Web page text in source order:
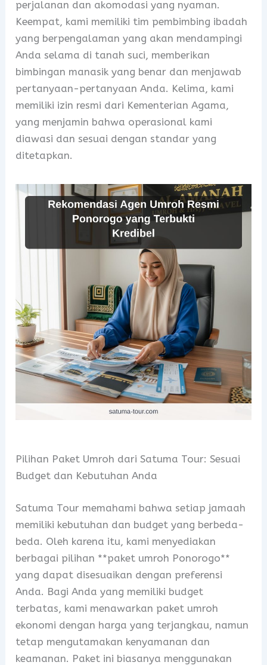
perjalanan dan akomodasi yang nyaman.
Keempat, kami memiliki tim pembimbing ibadah
yang berpengalaman yang akan mendampingi
Anda selama di tanah suci, memberikan
bimbingan manasik yang benar dan menjawab
pertanyaan-pertanyaan Anda. Kelima, kami
memiliki izin resmi dari Kementerian Agama,
yang menjamin bahwa operasional kami
diawasi dan sesuai dengan standar yang
ditetapkan.
Pilihan Paket Umroh dari Satuma Tour: Sesuai
Budget dan Kebutuhan Anda
Satuma Tour memahami bahwa setiap jamaah
memiliki kebutuhan dan budget yang berbeda-
beda. Oleh karena itu, kami menyediakan
berbagai pilihan **paket umroh Ponorogo**
yang dapat disesuaikan dengan preferensi
Anda. Bagi Anda yang memiliki budget
terbatas, kami menawarkan paket umroh
ekonomi dengan harga yang terjangkau, namun
tetap mengutamakan kenyamanan dan
keamanan. Paket ini biasanya menggunakan